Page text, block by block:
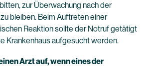
zur Überwachung nach der
bleiben. Beim Auftreten einer
Reaktion sollte der Notruf getätigt
Krankenhaus aufgesucht werden.
Arzt auf, wenn eines der